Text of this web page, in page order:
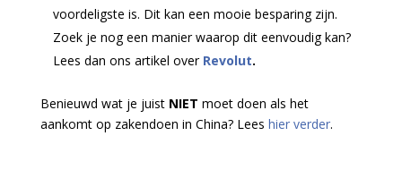
voordeligste is. Dit kan een mooie besparing zijn.
Zoek je nog een manier waarop dit eenvoudig kan?
Lees dan ons artikel over Revolut.
Benieuwd wat je juist NIET moet doen als het
aankomt op zakendoen in China? Lees hier verder.